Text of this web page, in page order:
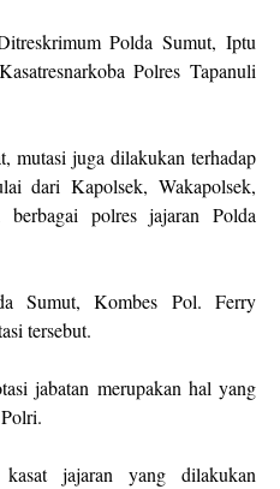
Polda Sumut, Iptu
Polres Tapanuli
mutasi juga dilakukan terhadap
dari Kapolsek, Wakapolsek,
polres jajaran Polda
Sumut, Kombes Pol. Ferry
tersebut.
jabatan merupakan hal yang
jajaran yang dilakukan